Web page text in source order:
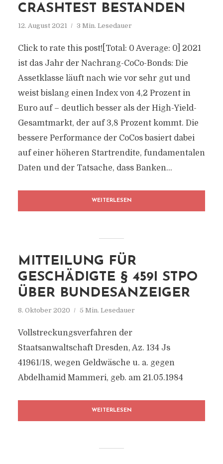
CRASHTEST BESTANDEN
12. August 2021 3 Min. Lesedauer
Click to rate this post![Total: 0 Average: 0] 2021
ist das Jahr der Nachrang-CoCo-Bonds: Die
Assetklasse läuft nach wie vor sehr gut und
weist bislang einen Index von 4,2 Prozent in
Euro auf – deutlich besser als der High-Yield-
Gesamtmarkt, der auf 3,8 Prozent kommt. Die
bessere Performance der CoCos basiert dabei
auf einer höheren Startrendite, fundamentalen
Daten und der Tatsache, dass Banken...
WEITERLESEN
MITTEILUNG FÜR
GESCHÄDIGTE § 459I STPO
ÜBER BUNDESANZEIGER
8. Oktober 2020 5 Min. Lesedauer
Vollstreckungsverfahren der
Staatsanwaltschaft Dresden, Az. 134 Js
41961/18, wegen Geldwäsche u. a. gegen
Abdelhamid Mammeri, geb. am 21.05.1984
WEITERLESEN